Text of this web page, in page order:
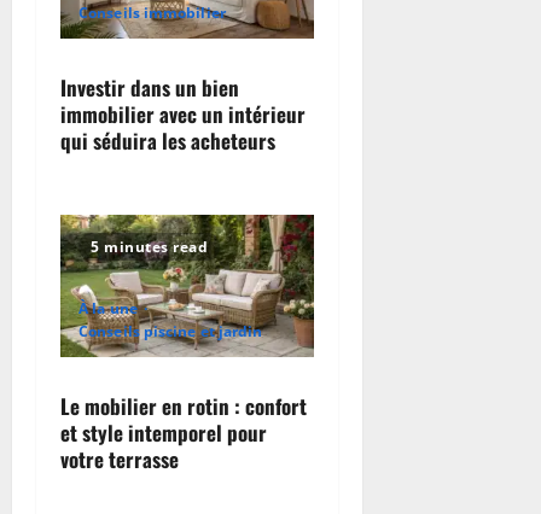
Conseils immobilier
Investir dans un bien
immobilier avec un intérieur
qui séduira les acheteurs
5 minutes read
À la une
Conseils piscine et jardin
Le mobilier en rotin : confort
et style intemporel pour
votre terrasse